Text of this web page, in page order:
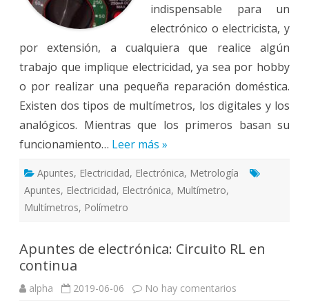
indispensable para un
electrónico o electricista, y
por extensión, a cualquiera que realice algún
trabajo que implique electricidad, ya sea por hobby
o por realizar una pequeña reparación doméstica.
Existen dos tipos de multímetros, los digitales y los
analógicos. Mientras que los primeros basan su
funcionamiento… Leer más »
Apuntes, Electricidad, Electrónica, Metrología
Apuntes, Electricidad, Electrónica, Multímetro,
Multímetros, Polímetro
Apuntes de electrónica: Circuito RL en
continua
alpha 2019-06-06 No hay comentarios